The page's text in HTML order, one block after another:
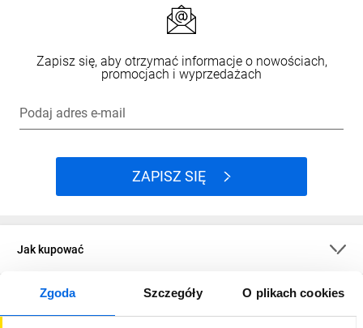
Zgoda Szczegóły O plikach cookies
Zapisz się, aby otrzymać informacje o nowościach,
promocjach i wyprzedażach
Podaj adres e-mail
ZAPISZ SIĘ
Jak kupować
O firmie